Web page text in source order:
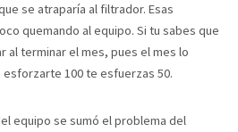
se atraparía al filtrador. Esas
quemando al equipo. Si tu sabes que
al terminar el mes, pues el mes lo
100 te esfuerzas 50.
equipo se sumó el problema del